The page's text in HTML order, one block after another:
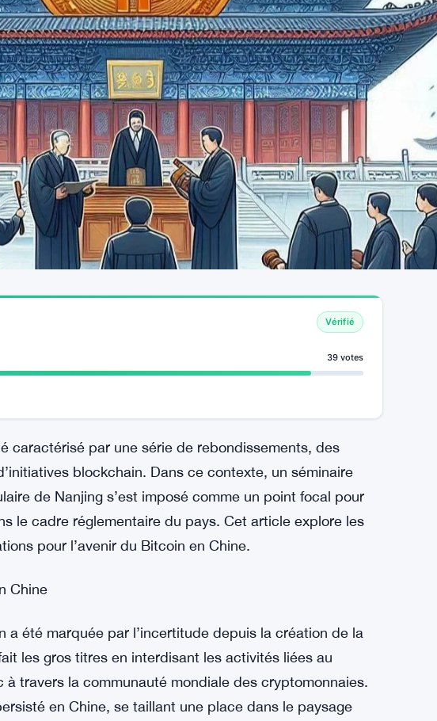
Vérifié
39 votes
caractérisé par une série de rebondissements, des
blockchain. Dans ce contexte, un séminaire
de Nanjing s’est imposé comme un point focal pour
le cadre réglementaire du pays. Cet article explore les
pour l’avenir du Bitcoin en Chine.
Chine
a été marquée par l’incertitude depuis la création de la
les gros titres en interdisant les activités liées au
travers la communauté mondiale des cryptomonnaies.
en Chine, se taillant une place dans le paysage